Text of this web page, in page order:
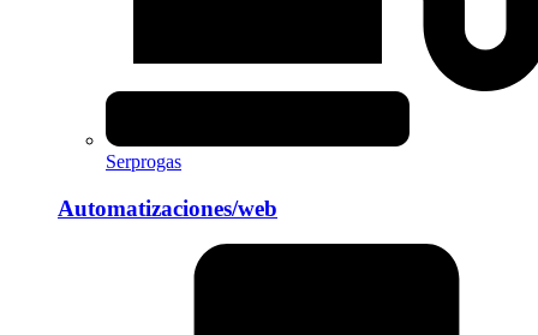
Serprogas
Automatizaciones/web